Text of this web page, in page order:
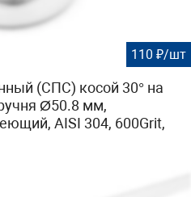
110 ₽/шт
(СПС) косой 30° на
Ø50.8 мм,
AISI 304, 600Grit,